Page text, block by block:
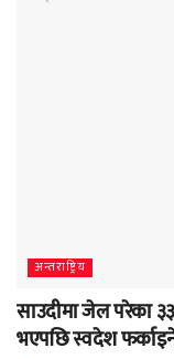
अन्तराष्ट्रिय
साउदीमा जेल परेका
भएपछि स्वदेश